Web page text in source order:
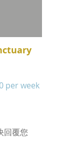
per week
回覆您